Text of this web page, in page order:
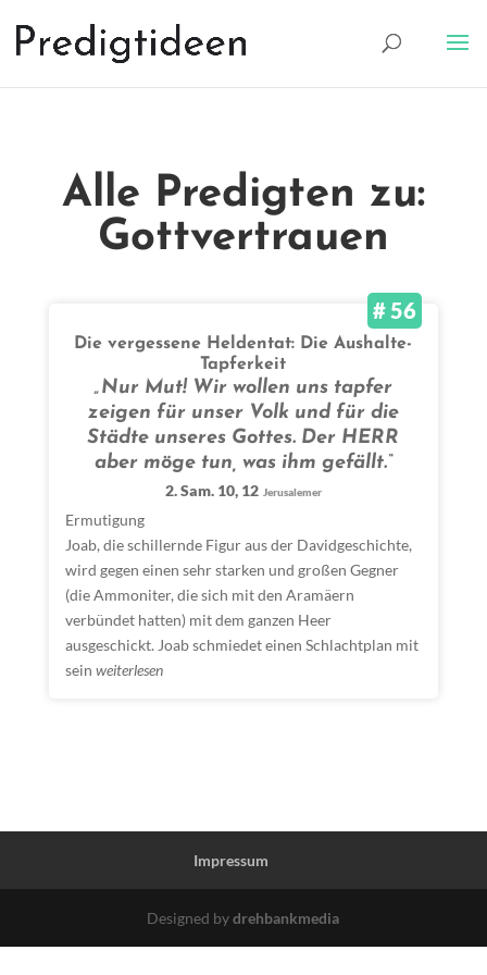
Alle Predigten zu:
Gottvertrauen
# 56
Die vergessene Heldentat: Die Aushalte-
Tapferkeit
„Nur Mut! Wir wollen uns tapfer
zeigen für unser Volk und für die
Städte unseres Gottes. Der HERR
aber möge tun, was ihm gefällt.“
2. Sam. 10, 12 Jerusalemer
Ermutigung
Joab, die schillernde Figur aus der Davidgeschichte,
wird gegen einen sehr starken und großen Gegner
(die Ammoniter, die sich mit den Aramäern
verbündet hatten) mit dem ganzen Heer
ausgeschickt. Joab schmiedet einen Schlachtplan mit
sein weiterlesen
Impressum
Designed bydrehbankmedia